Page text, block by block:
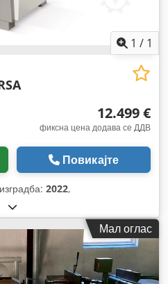
1 / 1
12.499 €
фиксна цена додава се ДДВ
Повикајте
2022,
Мал оглас